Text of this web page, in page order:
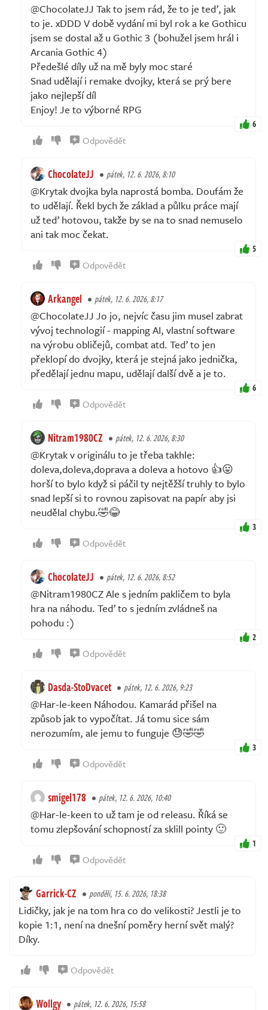
@ChocolateJJ Tak to jsem rád, že to je teď, jak
to je. xDDD V době vydání mi byl rok a ke Gothicu
jsem se dostal až u Gothic 3 (bohužel jsem hrál i
Arcania Gothic 4)
Předešlé díly už na mě byly moc staré
Snad udělají i remake dvojky, která se prý bere
jako nejlepší díl
Enjoy! Je to výborné RPG
6
Odpovědět
ChocolateJJ pátek, 12. 6. 2026, 8:10
@Krytak dvojka byla naprostá bomba. Doufám že
to udělají. Řekl bych že základ a půlku práce mají
už teď hotovou, takže by se na to snad nemuselo
ani tak moc čekat.
5
Odpovědět
Arkangel pátek, 12. 6. 2026, 8:17
@ChocolateJJ Jo jo, nejvíc času jim musel zabrat
vývoj technologií - mapping AI, vlastní software
na výrobu obličejů, combat atd. Teď to jen
překlopí do dvojky, která je stejná jako jednička,
předělají jednu mapu, udělají další dvě a je to.
6
Odpovědět
Nitram1980CZ pátek, 12. 6. 2026, 8:30
@Krytak v originálu to je třeba takhle:
doleva,doleva,doprava a doleva a hotovo 👍😛
horší to bylo když si páčil ty nejtěžší truhly to bylo
snad lepší si to rovnou zapisovat na papír aby jsi
neudělal chybu.🤣😂
3
Odpovědět
ChocolateJJ pátek, 12. 6. 2026, 8:52
@Nitram1980CZ Ale s jedním pakličem to byla
hra na náhodu. Teď to s jedním zvládneš na
pohodu :)
2
Odpovědět
Dasda-StoDvacet pátek, 12. 6. 2026, 9:23
@Har-le-keen Náhodou. Kamarád přišel na
způsob jak to vypočítat. Já tomu sice sám
nerozumím, ale jemu to funguje 😓🤣🤣
3
Odpovědět
smigel178 pátek, 12. 6. 2026, 10:40
@Har-le-keen to už tam je od releasu. Říká se
tomu zlepšování schopností za sklill pointy 🙂
1
Odpovědět
Garrick-CZ pondělí, 15. 6. 2026, 18:38
Lidičky, jak je na tom hra co do velikosti? Jestli je to
kopie 1:1, není na dnešní poměry herní svět malý?
Díky.
Odpovědět
Wollgy pátek, 12. 6. 2026, 15:58